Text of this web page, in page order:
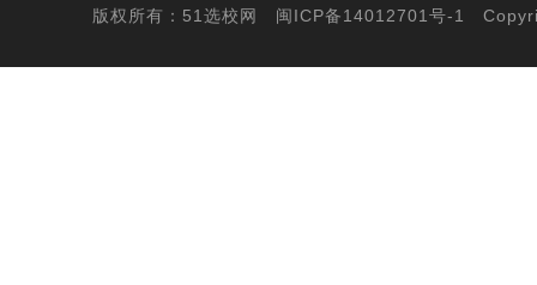
版权所有：51选校网
闽ICP备14012701号-1